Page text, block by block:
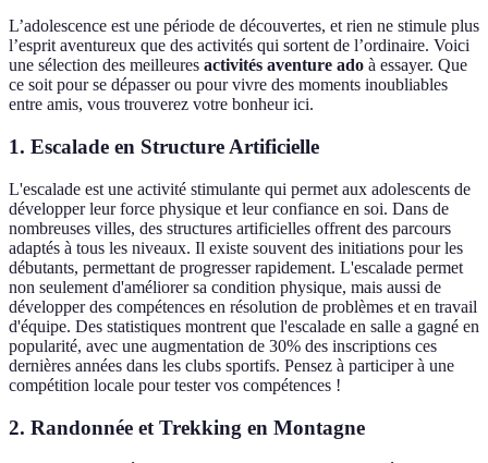
L’adolescence est une période de découvertes, et rien ne stimule plus
l’esprit aventureux que des activités qui sortent de l’ordinaire. Voici
une sélection des meilleures activités aventure ado à essayer. Que
ce soit pour se dépasser ou pour vivre des moments inoubliables
entre amis, vous trouverez votre bonheur ici.
1. Escalade en Structure Artificielle
L'escalade est une activité stimulante qui permet aux adolescents de
développer leur force physique et leur confiance en soi. Dans de
nombreuses villes, des structures artificielles offrent des parcours
adaptés à tous les niveaux. Il existe souvent des initiations pour les
débutants, permettant de progresser rapidement. L'escalade permet
non seulement d'améliorer sa condition physique, mais aussi de
développer des compétences en résolution de problèmes et en travail
d'équipe. Des statistiques montrent que l'escalade en salle a gagné en
popularité, avec une augmentation de 30% des inscriptions ces
dernières années dans les clubs sportifs. Pensez à participer à une
compétition locale pour tester vos compétences !
2. Randonnée et Trekking en Montagne